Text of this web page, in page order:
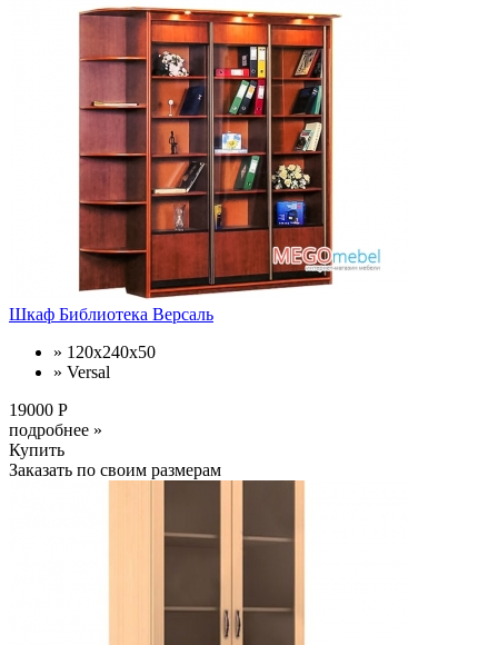
Шкаф Библиотека Версаль
» 120x240x50
» Versal
19000 Р
подробнее »
Купить
Заказать по своим размерам